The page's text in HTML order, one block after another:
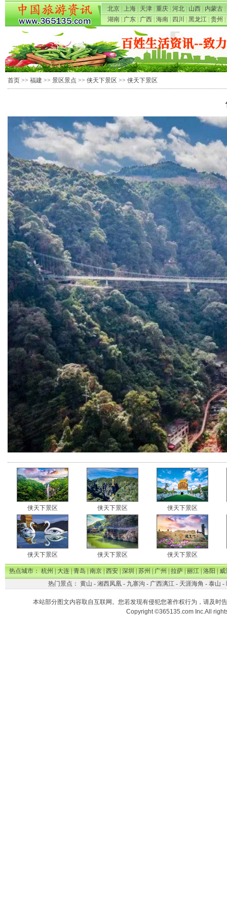
北京 上海 天津 重庆 河北 山西 内蒙古
湖南
广东 广西 海南 四川 黑龙江 贵州
首页 >> 福建 >> 景区景点 >> 侠天下景区 >> 侠天下景区
侠天下景区 侠天下景区 侠天下景区
侠天下景区 侠天下景区 侠天下景区
热点城市：杭州|大连|青岛|南京|西安|深圳|苏州|广州|拉萨|丽江|洛阳|威
热门景点： 黄山 - 湘西凤凰- 九寨沟 - 广西漓江- 天涯海角 - 泰山 -
本站部分图文内容取自互联网。您若发现有侵犯您著作权行为，请及时
Copyright ©365135.com Inc.All